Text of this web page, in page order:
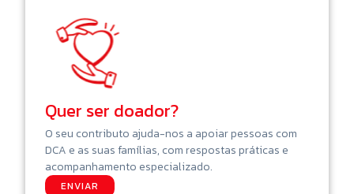
Quer ser doador?
O seu contributo ajuda-nos a apoiar pessoas com
DCA e as suas famílias, com respostas práticas e
acompanhamento especializado.
ENVIAR